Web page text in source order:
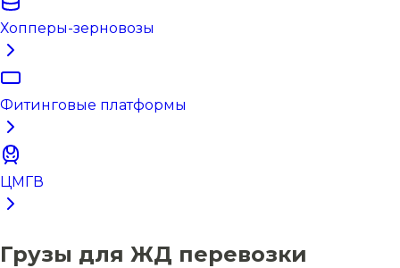
Хопперы-зерновозы
Фитинговые платформы
ЦМГВ
Грузы для ЖД перевозки